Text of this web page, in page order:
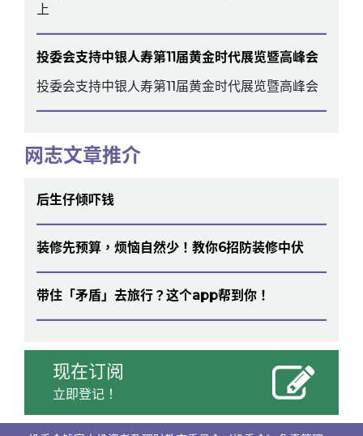
上
投委会支持中银人寿第11届黄金时代展览暨高峰会
投委会支持中银人寿第11届黄金时代展览暨高峰会
网志文章推介
后生仔倾吓钱
装修先预算，烦恼自然少！教你6招防装修中伏
带住「矛盾」去旅行？这个app帮到你！
现在订阅
立即登记！